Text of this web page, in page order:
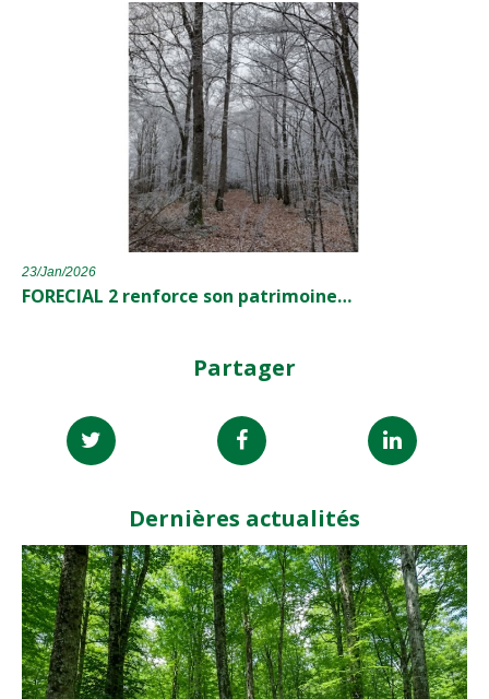
23/Jan/2026
FORECIAL 2 renforce son patrimoine…
Partager
Dernières actualités